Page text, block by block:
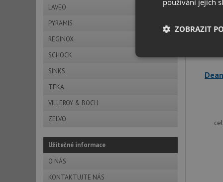
LAVEO
PYRAMIS
REGINOX
SCHOCK
SINKS
TEKA
VILLEROY & BOCH
ZELVO
Užitečné informace
O NÁS
KONTAKTUJTE NÁS
ZOBRAZIT
Nezbytně
Nezbytně nutné